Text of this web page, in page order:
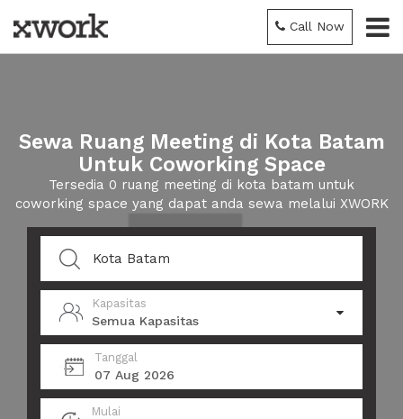
Call Now
Sewa Ruang Meeting di Kota Batam
Untuk Coworking Space
Tersedia 0 ruang meeting di kota batam untuk
coworking space yang dapat anda sewa melalui XWORK
Kapasitas
Semua Kapasitas
Tanggal
07 Aug 2026
Mulai